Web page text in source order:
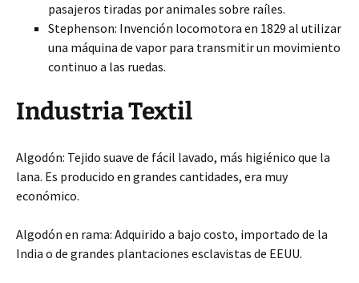
pasajeros tiradas por animales sobre raíles.
Stephenson: Invención locomotora en 1829 al utilizar
una máquina de vapor para transmitir un movimiento
continuo a las ruedas.
Industria Textil
Algodón: Tejido suave de fácil lavado, más higiénico que la
lana. Es producido en grandes cantidades, era muy
económico.
Algodón en rama: Adquirido a bajo costo, importado de la
India o de grandes plantaciones esclavistas de EEUU.